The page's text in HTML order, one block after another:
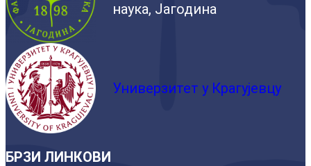
наука, Јагодина
Универзитет у Крагујевцу
БРЗИ ЛИНКОВИ